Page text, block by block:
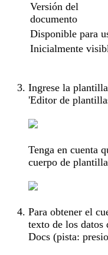
Versión del
documento
Disponible para
Inicialmente
Ingrese la
'Editor de
Tenga en cuenta
cuerpo de
Para obtener el
texto de los datos
Docs (pista: